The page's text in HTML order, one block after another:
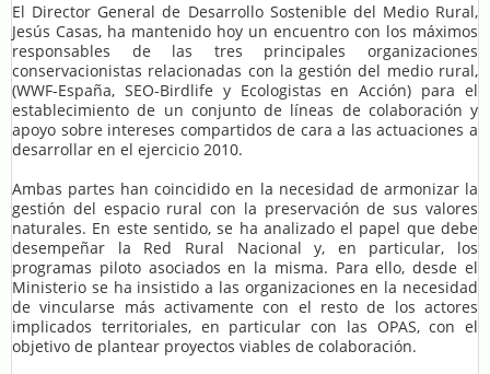
El Director General de Desarrollo Sostenible del Medio Rural,
Jesús Casas, ha mantenido hoy un encuentro con los máximos
responsables de las tres principales organizaciones
conservacionistas relacionadas con la gestión del medio rural,
(WWF-España, SEO-Birdlife y Ecologistas en Acción) para el
establecimiento de un conjunto de líneas de colaboración y
apoyo sobre intereses compartidos de cara a las actuaciones a
desarrollar en el ejercicio 2010.
Ambas partes han coincidido en la necesidad de armonizar la
gestión del espacio rural con la preservación de sus valores
naturales. En este sentido, se ha analizado el papel que debe
desempeñar la Red Rural Nacional y, en particular, los
programas piloto asociados en la misma. Para ello, desde el
Ministerio se ha insistido a las organizaciones en la necesidad
de vincularse más activamente con el resto de los actores
implicados territoriales, en particular con las OPAS, con el
objetivo de plantear proyectos viables de colaboración.